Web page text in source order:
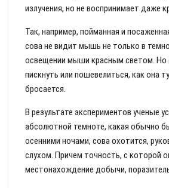
излучения, но не воспринимает даже
Так, например, пойманная и
сова не видит мышь не только в
освещении мыши красным светом.
пискнуть или пошевелиться, как она
бросается.
В результате экспериментов ученые
абсолютной темноте, какая обычно
осенними ночами, сова охотится,
слухом. Причем точность, с которой
местонахождение добычи,